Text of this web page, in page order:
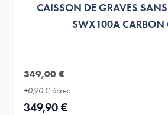
CAISSON DE GRAVES
SWX100A CARBON
349,00 €
+0,90 € éco-p
349,90 €